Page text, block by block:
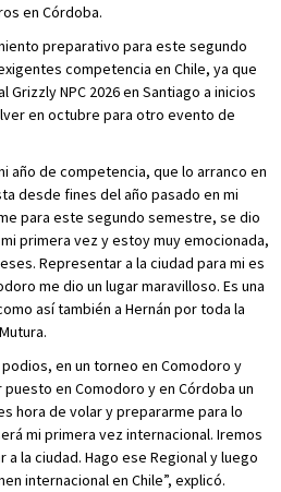
en Córdoba.
preparativo para este segundo
competencia en Chile, ya que
NPC 2026 en Santiago a inicios
en octubre para otro evento de
año de competencia, que lo arranco en
desde fines del año pasado en mi
para este segundo semestre, se dio
primera vez y estoy muy emocionada,
Representar a la ciudad para mi es
me dio un lugar maravilloso. Es una
así también a Hernán por toda la
en un torneo en Comodoro y
en Comodoro y en Córdoba un
hora de volar y prepararme para lo
mi primera vez internacional. Iremos
la ciudad. Hago ese Regional y luego
internacional en Chile”, explicó.